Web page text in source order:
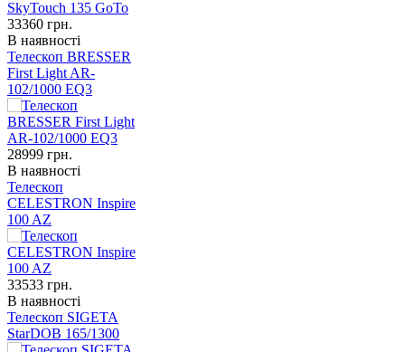
33360 грн.
В наявності
Телескоп BRESSER
First Light AR-
102/1000 EQ3
28999 грн.
В наявності
Телескоп
CELESTRON Inspire
100 AZ
33533 грн.
В наявності
Телескоп SIGETA
StarDOB 165/1300